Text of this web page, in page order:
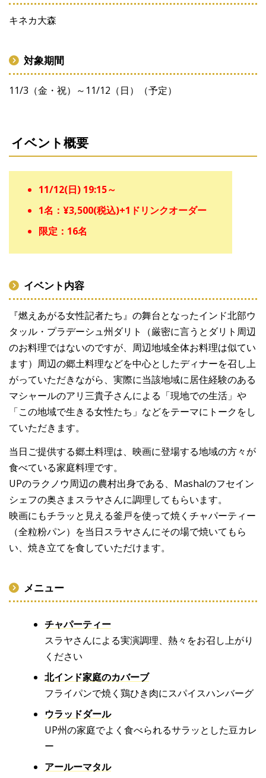
キネカ大森
対象期間
11/3（金・祝）～11/12（日）（予定）
イベント概要
11/12(日) 19:15～
1名：¥3,500(税込)+1ドリンクオーダー
限定：16名
イベント内容
『燃えあがる女性記者たち』の舞台となったインド北部ウ
タッル・プラデーシュ州ダリト（厳密に言うとダリト周辺
のお料理ではないのですが、周辺地域全体お料理は似てい
ます）周辺の郷土料理などを中心としたディナーを召し上
がっていただきながら、実際に当該地域に居住経験のある
マシャールのアリ三貴子さんによる「現地での生活」や
「この地域で生きる女性たち」などをテーマにトークをし
ていただきます。
当日ご提供する郷土料理は、映画に登場する地域の方々が
食べている家庭料理です。
UPのラクノウ周辺の農村出身である、Mashalのフセイン
シェフの奥さまスラヤさんに調理してもらいます。
映画にもチラッと見える釜戸を使って焼くチャパーティー
（全粒粉パン）を当日スラヤさんにその場で焼いてもら
い、焼き立てを食していただけます。
メニュー
チャパーティー
スラヤさんによる実演調理、熱々をお召し上がり
ください
北インド家庭のカバーブ
フライパンで焼く鶏ひき肉にスパイスハンバーグ
ウラッドダール
UP州の家庭でよく食べられるサラッとした豆カレ
ー
アールーマタル